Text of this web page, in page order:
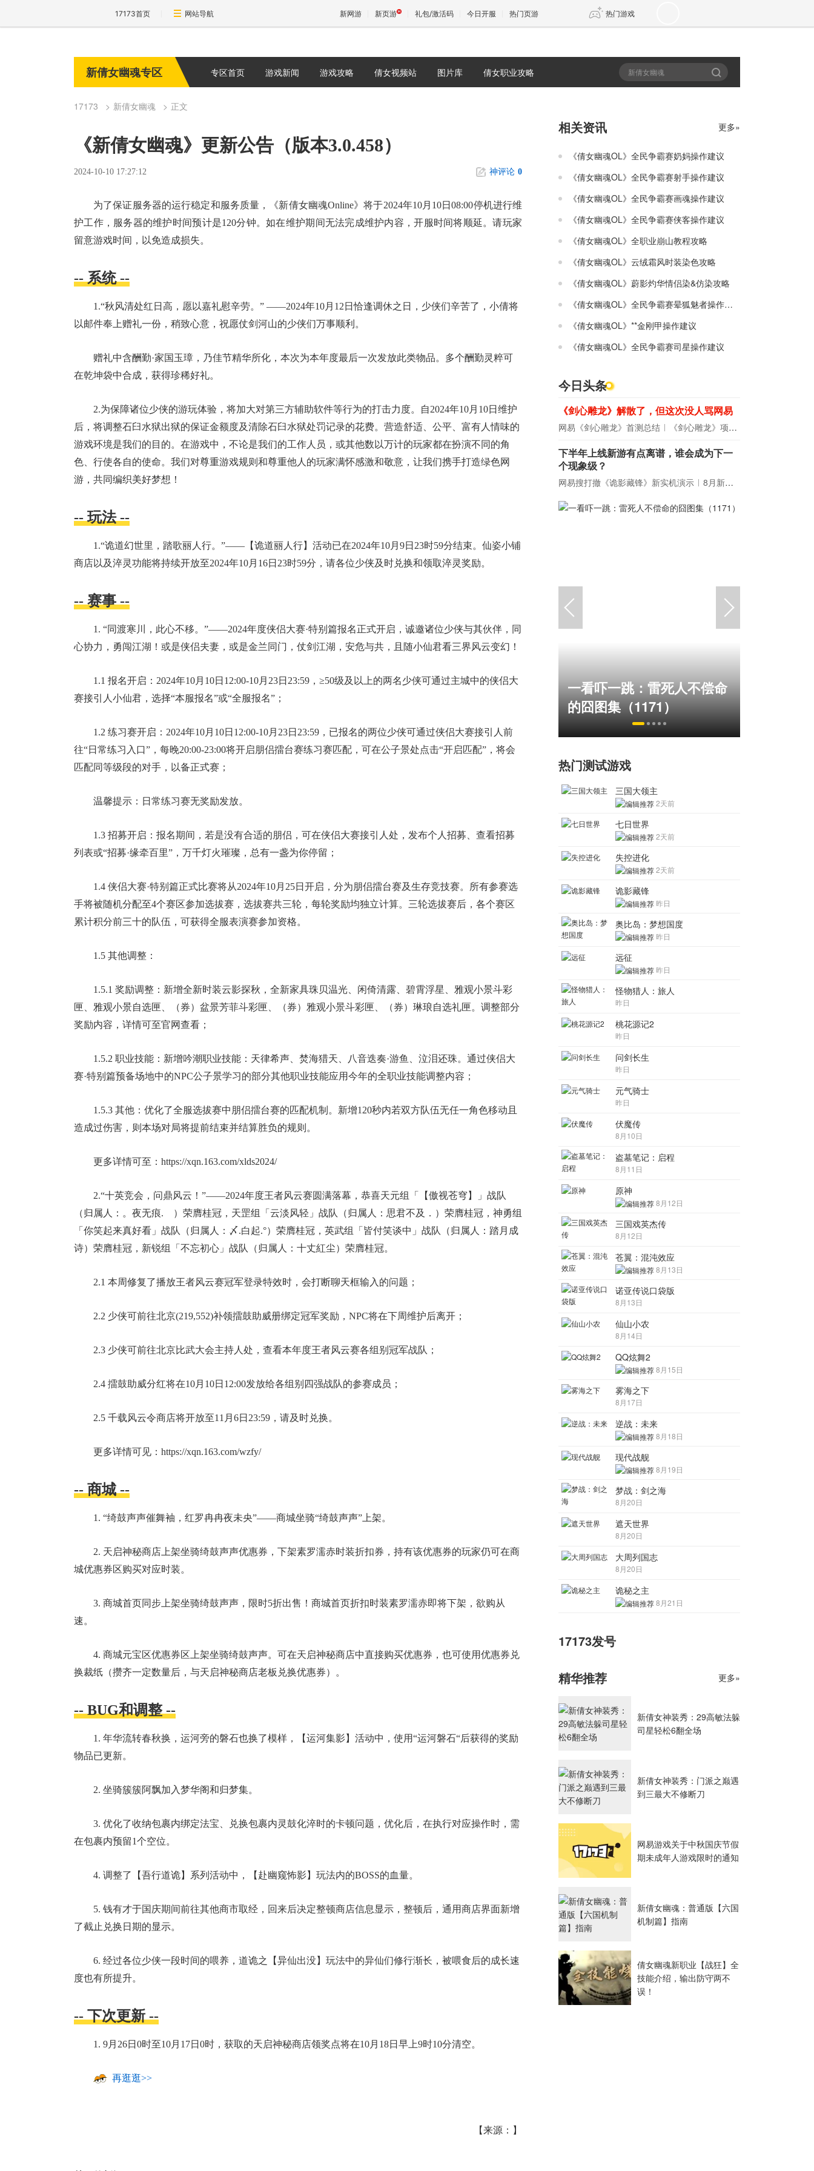
17173首页 网站导航 新网游 新页游 礼包/激活码 今日开服 热门页游 热门游戏
魔兽 传奇4
新倩女幽魂专区 专区首页 游戏新闻 游戏攻略 倩女视频站 图片库 倩女职业攻略
17173 新倩女幽魂 正文
《新倩女幽魂》更新公告（版本3.0.458）
2024-10-10 17:27:12 神评论 0
为了保证服务器的运行稳定和服务质量，《新倩女幽魂Online》将于2024年10月10日08:00停机进行维
护工作，服务器的维护时间预计是120分钟。如在维护期间无法完成维护内容，开服时间将顺延。请玩家
留意游戏时间，以免造成损失。
-- 系统 --
1.“秋风清处红日高，愿以嘉礼慰辛劳。” ——2024年10月12日恰逢调休之日，少侠们辛苦了，小倩将
以邮件奉上赠礼一份，稍致心意，祝愿仗剑河山的少侠们万事顺利。
赠礼中含酬勤·家国玉璋，乃佳节精华所化，本次为本年度最后一次发放此类物品。多个酬勤灵粹可
在乾坤袋中合成，获得珍稀好礼。
2.为保障诸位少侠的游玩体验，将加大对第三方辅助软件等行为的打击力度。自2024年10月10日维护
后 ，将调整石臼水狱出狱的保证金额度及清除石臼水狱处罚记录的花费。营造舒适、公平、富有人情味的
游戏环境是我们的目的。在游戏中，不论是我们的工作人员，或其他数以万计的玩家都在扮演不同的角
色、行使各自的使命。我们对尊重游戏规则和尊重他人的玩家满怀感激和敬意，让我们携手打造绿色网
游，共同编织美好梦想！
-- 玩法 --
1.“诡道幻世里，踏歌丽人行。”——【诡道丽人行】活动已在2024年10月9日23时59分结束。仙姿小铺
商店以及淬灵功能将持续开放至2024年10月16日23时59分 ，请各位少侠及时兑换和领取淬灵奖励。
-- 赛事 --
1. “同渡寒川，此心不移。”——2024年度侠侣大赛·特别篇报名正式开启，诚邀诸位少侠与其伙伴，同
心协力，勇闯江湖！或是侠侣夫妻，或是金兰同门，仗剑江湖，安危与共，且随小仙君看三界风云变幻！
1.1 报名开启： 2024年10月10日12:00-10月23日23:59 ， ≥50级及以上的两名少侠可通过主城中的侠侣大
赛接引人小仙君，选择“本服报名”或“全服报名”；
1.2 练习赛开启： 2024年10月10日12:00-10月23日23:59 ，已报名的两位少侠可通过侠侣大赛接引人前
往“日常练习入口”，每晚20:00-23:00将开启朋侣擂台赛练习赛匹配，可在公子景处点击“开启匹配”，将会
匹配同等级段的对手，以备正式赛；
温馨提示：日常练习赛无奖励发放。
1.3 招募开启：报名期间，若是没有合适的朋侣，可在侠侣大赛接引人处，发布个人招募、查看招募
列表或“招募·缘牵百里”，万千灯火璀璨，总有一盏为你停留；
1.4 侠侣大赛·特别篇正式比赛将从2024年10月25日 开启，分为朋侣擂台赛及生存竞技赛。所有参赛选
手将被随机分配至4个赛区参加选拔赛，选拔赛共三轮，每轮奖励均独立计算。三轮选拔赛后，各个赛区
累计积分前三十的队伍，可获得全服表演赛参加资格。
1.5 其他调整：
1.5.1 奖励调整：新增全新时装云影探秋，全新家具珠贝温光、闲倚清露、碧霄浮星、雅观小景斗彩
匣、雅观小景自选匣、（券）盆景芳菲斗彩匣、（券）雅观小景斗彩匣、（券）琳琅自选礼匣。调整部分
奖励内容，详情可至官网查看；
1.5.2 职业技能：新增吟潮职业技能：天律希声、焚海猎天、八音迭奏·游鱼、泣泪还珠。通过侠侣大
赛·特别篇预备场地中的NPC公子景学习的部分其他职业技能应用今年的全职业技能调整内容；
1.5.3 其他：优化了全服选拔赛中朋侣擂台赛的匹配机制。新增120秒内若双方队伍无任一角色移动且
造成过伤害，则本场对局将提前结束并结算胜负的规则。
更多详情可至：https://xqn.163.com/xlds2024/
2.“十英竞会，问鼎风云！”——2024年度王者风云赛圆满落幕，恭喜天元组「【傲视苍穹】」战队
（归属人：。夜无痕.ゞ）荣膺桂冠，天罡组「云淡风轻」战队（归属人：思君不及．）荣膺桂冠，神勇组
「你笑起来真好看」战队（归属人：〆.白起.°）荣膺桂冠，英武组「皆付笑谈中」战队（归属人：踏月成
诗）荣膺桂冠，新锐组「不忘初心」战队（归属人：十丈紅尘）荣膺桂冠。
2.1 本周修复了播放王者风云赛冠军登录特效时，会打断聊天框输入的问题；
2.2 少侠可前往北京(219,552)补领擂鼓助威册绑定冠军奖励，NPC将在下周维护后离开；
2.3 少侠可前往北京比武大会主持人处，查看本年度王者风云赛各组别冠军战队；
2.4 擂鼓助威分红将在10月10日12:00发放给各组别四强战队的参赛成员；
2.5 千载风云令商店将开放至11月6日23:59 ，请及时兑换。
更多详情可见：https://xqn.163.com/wzfy/
-- 商城 --
1. “绮鼓声声催舞袖，红罗冉冉夜未央”——商城坐骑“绮鼓声声”上架。
2. 天启神秘商店上架坐骑绮鼓声声优惠券，下架素罗濡赤时装折扣券，持有该优惠券的玩家仍可在商
城优惠券区购买对应时装。
3. 商城首页同步上架坐骑绮鼓声声，限时5折出售！商城首页折扣时装素罗濡赤即将下架，欲购从
速。
4. 商城元宝区优惠券区上架坐骑绮鼓声声。可在天启神秘商店中直接购买优惠券，也可使用优惠券兑
换裁纸（攒齐一定数量后，与天启神秘商店老板兑换优惠券）。
-- BUG和调整 --
1. 年华流转春秋换，运河旁的磐石也换了模样，【运河集影】活动中，使用“运河磐石“后获得的奖励
物品已更新。
2. 坐骑簇簇阿飘加入梦华阁和归梦集。
3. 优化了收纳包裹内绑定法宝、兑换包裹内灵鼓化淬时的卡顿问题，优化后，在执行对应操作时，需
在包裹内预留1个空位。
4. 调整了【吾行道诡】系列活动中，【赴幽窥怖影】玩法内的BOSS的血量。
5. 钱有才于国庆期间前往其他商市取经，回来后决定整顿商店信息显示，整顿后，通用商店界面新增
了截止兑换日期的显示。
6. 经过各位少侠一段时间的喂养，道诡之【异仙出没】玩法中的异仙们修行渐长，被喂食后的成长速
度也有所提升。
-- 下次更新 --
1. 9月26日0时至10月17日0时，获取的天启神秘商店领奖点将在10月18日早上9时10分清空。
再逛逛>>
【来源：】
相关资讯 更多»
《倩女幽魂OL》全民争霸赛奶妈操作建议
《倩女幽魂OL》全民争霸赛射手操作建议
《倩女幽魂OL》全民争霸赛画魂操作建议
《倩女幽魂OL》全民争霸赛侠客操作建议
《倩女幽魂OL》全职业崩山教程攻略
《倩女幽魂OL》云绒霜风时装染色攻略
《倩女幽魂OL》蔚影灼华情侣染&仿染攻略
《倩女幽魂OL》全民争霸赛晕狐魅者操作建议
《倩女幽魂OL》**金刚甲操作建议
《倩女幽魂OL》全民争霸赛司星操作建议
今日头条
《剑心雕龙》解散了，但这次没人骂网易
网易《剑心雕龙》首测总结 《剑心雕龙》项目宣布解散
下半年上线新游有点离谱，谁会成为下一
个现象级？
网易搜打撤《诡影藏锋》新实机演示 8月新游前瞻：《诡秘之主》领衔
17周年庆典 争霸赛大区火
一看吓一跳：雷死人不偿命
的囧图集（1171）
热门测试游戏
三国大领主
2天前
七日世界
2天前
失控进化
2天前
诡影藏锋
昨日
奥比岛：梦想国度
昨日
远征
昨日
怪物猎人：旅人
昨日
桃花源记2
昨日
问剑长生
昨日
元气骑士
昨日
伏魔传
8月10日
盗墓笔记：启程
8月11日
原神
8月12日
三国戏英杰传
8月12日
苍翼：混沌效应
8月13日
诺亚传说口袋版
8月13日
仙山小农
8月14日
QQ炫舞2
8月15日
雾海之下
8月17日
逆战：未来
8月18日
现代战舰
8月19日
梦战：剑之海
8月20日
遮天世界
8月20日
大周列国志
8月20日
诡秘之主
8月21日
17173发号
精华推荐 更多»
新倩女神装秀：29高敏法躲
司星轻松6翻全场
新倩女神装秀：门派之巅遇
到三最大不修断刀
网易游戏关于中秋国庆节假
期未成年人游戏限时的通知
新倩女幽魂：普通版【六国
机制篇】指南
倩女幽魂新职业【战狂】全
技能介绍，输出防守两不
误！